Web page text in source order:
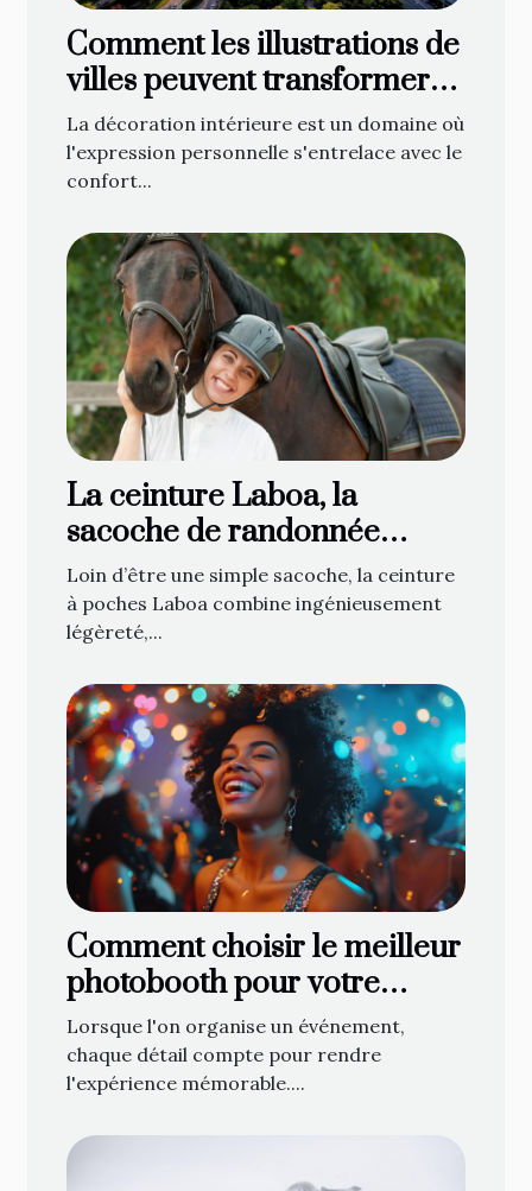
Comment les illustrations de
villes peuvent transformer
votre décoration intérieure
La décoration intérieure est un domaine où
l'expression personnelle s'entrelace avec le
confort...
La ceinture Laboa, la
sacoche de randonnée
attendue de tous les
cavaliers !
Loin d’être une simple sacoche, la ceinture
à poches Laboa combine ingénieusement
légèreté,...
Comment choisir le meilleur
photobooth pour votre
événement
Lorsque l'on organise un événement,
chaque détail compte pour rendre
l'expérience mémorable....